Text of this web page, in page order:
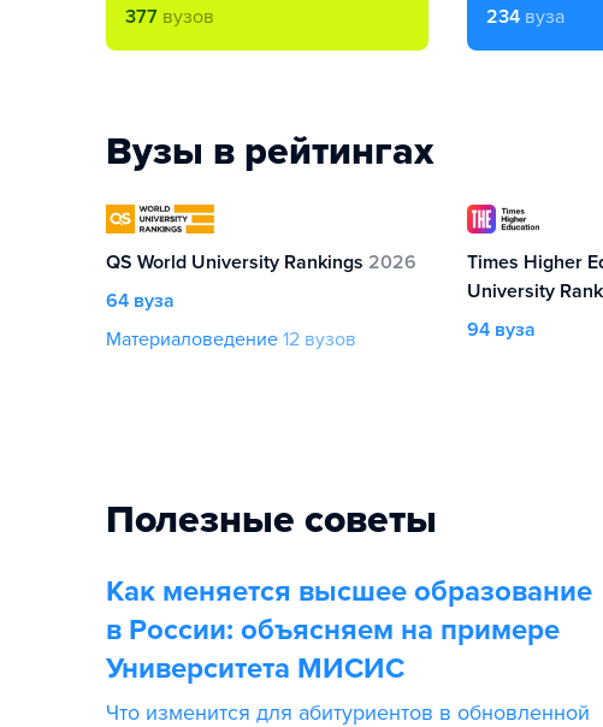
377 вузов
234 вуза
Вузы в рейтингах
QS World University Rankings 2026
64 вуза
Материаловедение 12 вузов
Times Higher
University
94 вуза
Полезные советы
Как меняется высшее образование
в России: объясняем на примере
Университета МИСИС
Что изменится для абитуриентов в обновленной